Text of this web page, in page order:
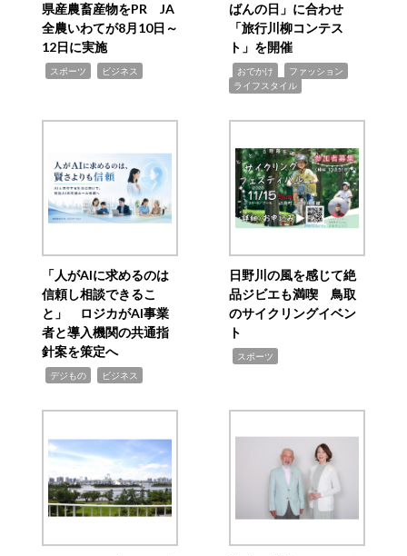
県産農畜産物をPR JA
全農いわてが8月10日～
12日に実施
スポーツ ビジネス
ばんの日」に合わせ
「旅行川柳コンテス
ト」を開催
おでかけ ファッション
ライフスタイル
「人がAIに求めるのは
信頼し相談できるこ
と」 ロジカがAI事業
者と導入機関の共通指
針案を策定へ
デジもの ビジネス
日野川の風を感じて絶
品ジビエも満喫 鳥取
のサイクリングイベン
ト
スポーツ